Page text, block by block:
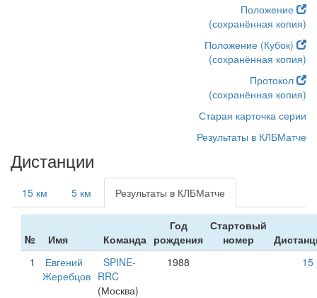
Положение
(сохранённая копия)
Положение (Кубок)
(сохранённая копия)
Протокол
(сохранённая копия)
Старая карточка серии
Результаты в КЛБМатче
Дистанции
15 км 5 км Результаты в КЛБМатче
№ Имя Команда
Год
рождения
Стартовый
номер
1
Евгений
Жеребцов
SPINE-
RRC
(Москва)
1988 15